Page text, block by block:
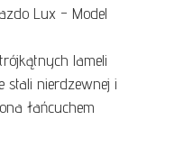
Lux - Model
lameli
stali nierdzewnej i
łańcuchem